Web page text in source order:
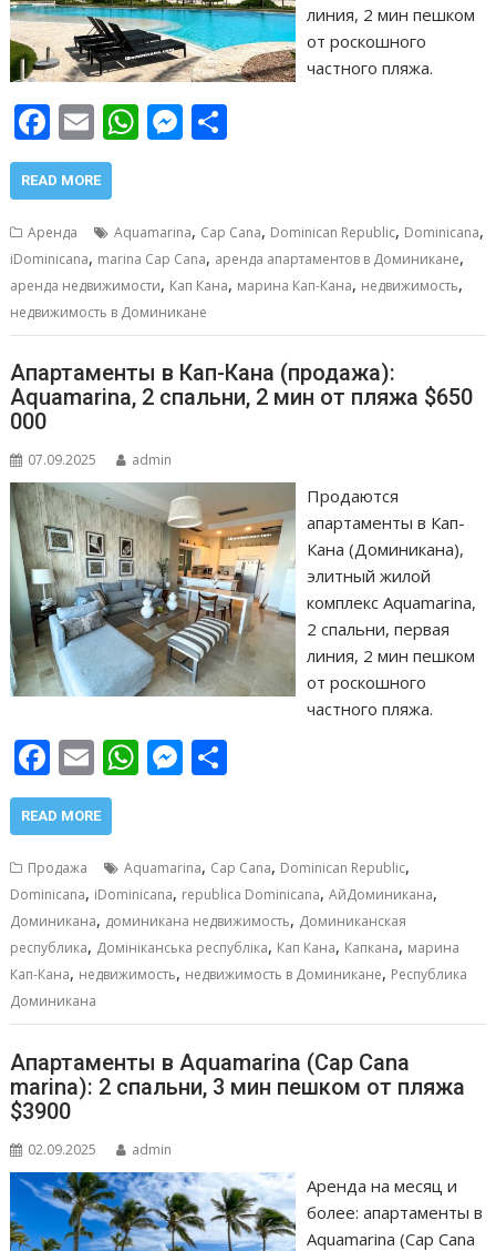
линия, 2 мин пешком
от роскошного
частного пляжа.
F
ac
e
b
o
o
k
E
m
ai
l
W
s
A
p
p
M
e
n
g
er
р
а
в
и
т
ь
READ MORE
Аренда Aquamarina, Cap Cana, Dominican Republic, Dominicana,
iDominicana, marina Cap Cana, аренда апартаментов в Доминикане,
аренда недвижимости, Кап Кана, марина Кап-Кана, недвижимость,
недвижимость в Доминикане
Апартаменты в Кап-Кана (продажа):
Aquamarina, 2 спальни, 2 мин от пляжа $650
000
07.09.2025 admin
Продаются
апартаменты в Кап-
Кана (Доминикана),
элитный жилой
комплекс Aquamarina,
2 спальни, первая
линия, 2 мин пешком
от роскошного
частного пляжа.
F
ac
e
b
o
o
k
E
m
ai
W
s
A
p
p
M
e
n
g
er
р
а
в
и
ь
READ MORE
Продажа Aquamarina, Cap Cana, Dominican Republic,
Dominicana, iDominicana, republica Dominicana,АйДоминикана,
Доминикана, доминикана недвижимость, Доминиканская
республика, Домініканська республіка, Кап Кана, Капкана, марина
Кап-Кана, недвижимость, недвижимость в Доминикане, Республика
Доминикана
Апартаменты в Aquamarina (Cap Cana
marina): 2 спальни, 3 мин пешком от пляжа
$3900
02.09.2025 admin
Аренда на месяц и
более: апартаменты в
Aquamarina (Cap Cana